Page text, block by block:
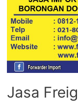
Jasa